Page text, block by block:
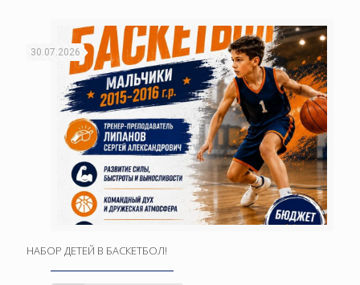
30.07.2026
НАБОР ДЕТЕЙ В БАСКЕТБОЛ!